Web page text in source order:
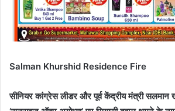
Salman Khurshid Residence Fire
सीनियर कांग्रेस लीडर और पूर्व केंद्रीय मंत्री सलमान